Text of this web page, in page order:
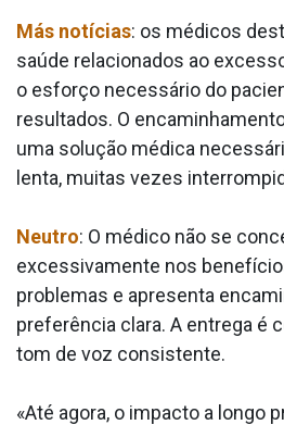
Más notícias: os médicos
saúde relacionados ao
o esforço necessário do
resultados. O
uma solução médica
lenta, muitas vezes
Neutro: O médico não se
excessivamente nos
problemas e apresenta
preferência clara. A entrega é
tom de voz consistente.
«Até agora, o impacto a longo